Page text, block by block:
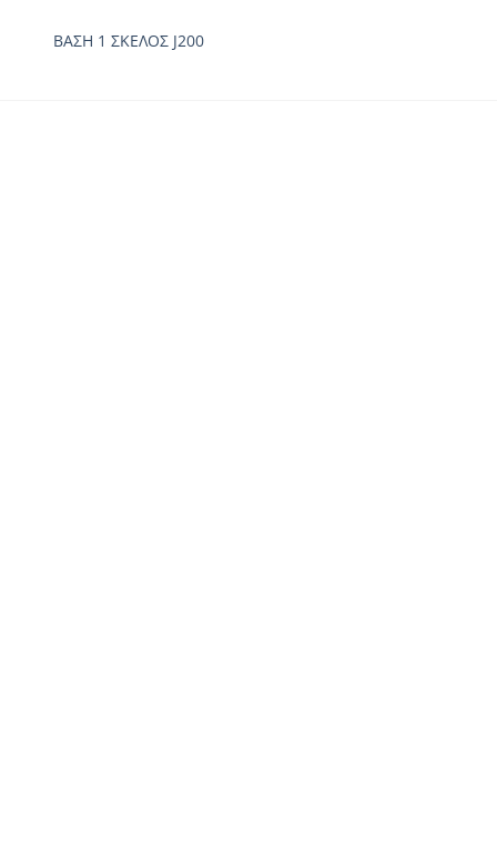
ΒΑΣΗ 1 ΣΚΕΛΟΣ J200